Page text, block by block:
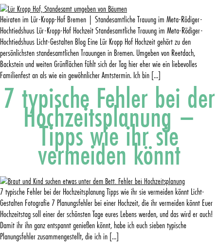
Heiraten im Lür-Kropp-Hof Bremen | Standesamtliche Trauung im Meta-Rödiger-
Hochtiedshuus Lür-Kropp-Hof Hochzeit Standesamtliche Trauung im Meta-Rödiger-
Hochtiedshuus Licht-Gestalten Blog Eine Lür Kropp Hof Hochzeit gehört zu den
persönlichsten standesamtlichen Trauungen in Bremen. Umgeben von Reetdach,
Backstein und weiten Grünflächen fühlt sich der Tag hier eher wie ein liebevolles
Familienfest an als wie ein gewöhnlicher Amtstermin. Ich bin […]
7 typische Fehler bei der
Hochzeitsplanung –
Tipps wie ihr sie
vermeiden könnt
7 typische Fehler bei der Hochzeitsplanung Tipps wie ihr sie vermeiden könnt Licht-
Gestalten Fotografie 7 Planungsfehler bei einer Hochzeit, die ihr vermeiden könnt Euer
Hochzeitstag soll einer der schönsten Tage eures Lebens werden, und das wird er auch!
Damit ihr ihn ganz entspannt genießen könnt, habe ich euch sieben typische
Planungsfehler zusammengestellt, die ich in […]